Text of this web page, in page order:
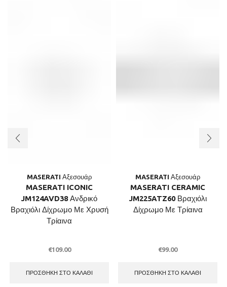
MASERATI Αξεσουάρ
MASERATI ICONIC
JM124AVD38 Ανδρικό
Βραχιόλι Δίχρωμο Με Χρυσή
Τρίαινα
€109.00
ΠΡΟΣΘΉΚΗ ΣΤΟ ΚΑΛΆΘΙ
MASERATI Αξεσουάρ
MASERATI CERAMIC
JM225ATZ60 Βραχιόλι
Δίχρωμο Με Τρίαινα
€99.00
ΠΡΟΣΘΉΚΗ ΣΤΟ ΚΑΛΆΘΙ